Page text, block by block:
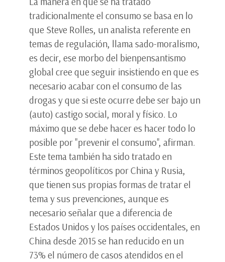
tradicionalmente el consumo se basa en lo
que Steve Rolles, un analista referente en
temas de regulación, llama sado-moralismo,
es decir, ese morbo del bienpensantismo
global cree que seguir insistiendo en que es
necesario acabar con el consumo de las
drogas y que si este ocurre debe ser bajo un
(auto) castigo social, moral y físico. Lo
máximo que se debe hacer es hacer todo lo
posible por "prevenir el consumo", afirman.
Este tema también ha sido tratado en
términos geopolíticos por China y Rusia,
que tienen sus propias formas de tratar el
tema y sus prevenciones, aunque es
necesario señalar que a diferencia de
Estados Unidos y los países occidentales, en
China desde 2015 se han reducido en un
73% el número de casos atendidos en el